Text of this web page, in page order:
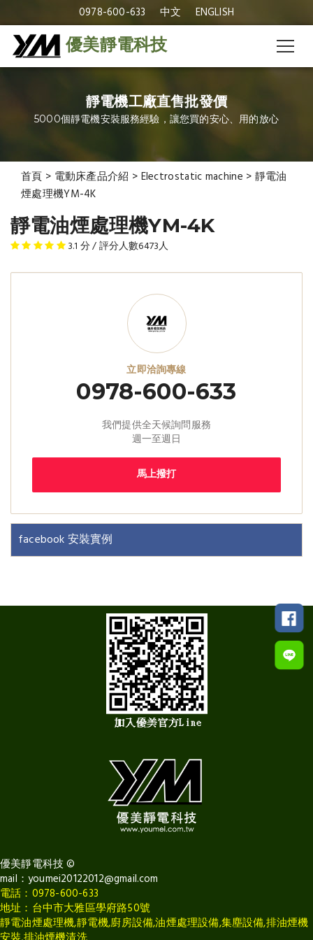
0978-600-633 中文 ENGLISH
優美靜電科技
靜電機工廠直售批發價
5000個靜電機安裝服務經驗，讓您買的安心、用的放心
首頁 > 電動床產品介紹 > Electrostatic machine > 靜電油
煙處理機YM-4K
靜電油煙處理機YM-4K
3.1 分 / 評分人數6473人
立即洽詢專線
0978-600-633
我們提供全天候詢問服務
週一至週日
馬上撥打
facebook 安裝實例
優美靜電科技©
mail： youmei20122012@gmail.com
電話：0978-600-633
地址：台中市大雅區學府路50號
靜電油煙處理機,靜電機,廚房設備,油煙處理設備,集塵設備,排油煙機